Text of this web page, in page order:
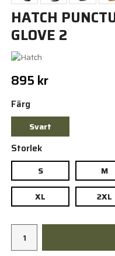
HATCH
GLOVE 2
895 kr
Färg
Svart
Storlek
S M
XL
2XL